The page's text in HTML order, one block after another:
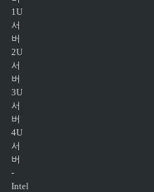
1U
서
버
2U
서
버
3U
서
버
4U
서
버
-
Intel